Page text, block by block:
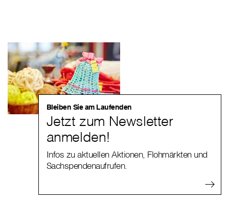
Bleiben Sie am Laufenden
Jetzt zum Newsletter
anmelden!
Infos zu aktuellen Aktionen, Flohmärkten und
Sachspendenaufrufen.